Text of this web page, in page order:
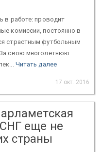
в работе: проводит
комиссии, постоянно в
страстным футбольным
свою многолетнюю
Читать далее
17 окт. 2016
еще не
страны